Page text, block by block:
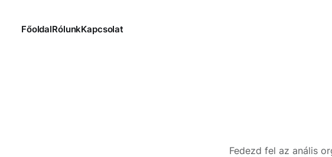
FőoldalRólunkKapcsolat
Fedezd fel az anális